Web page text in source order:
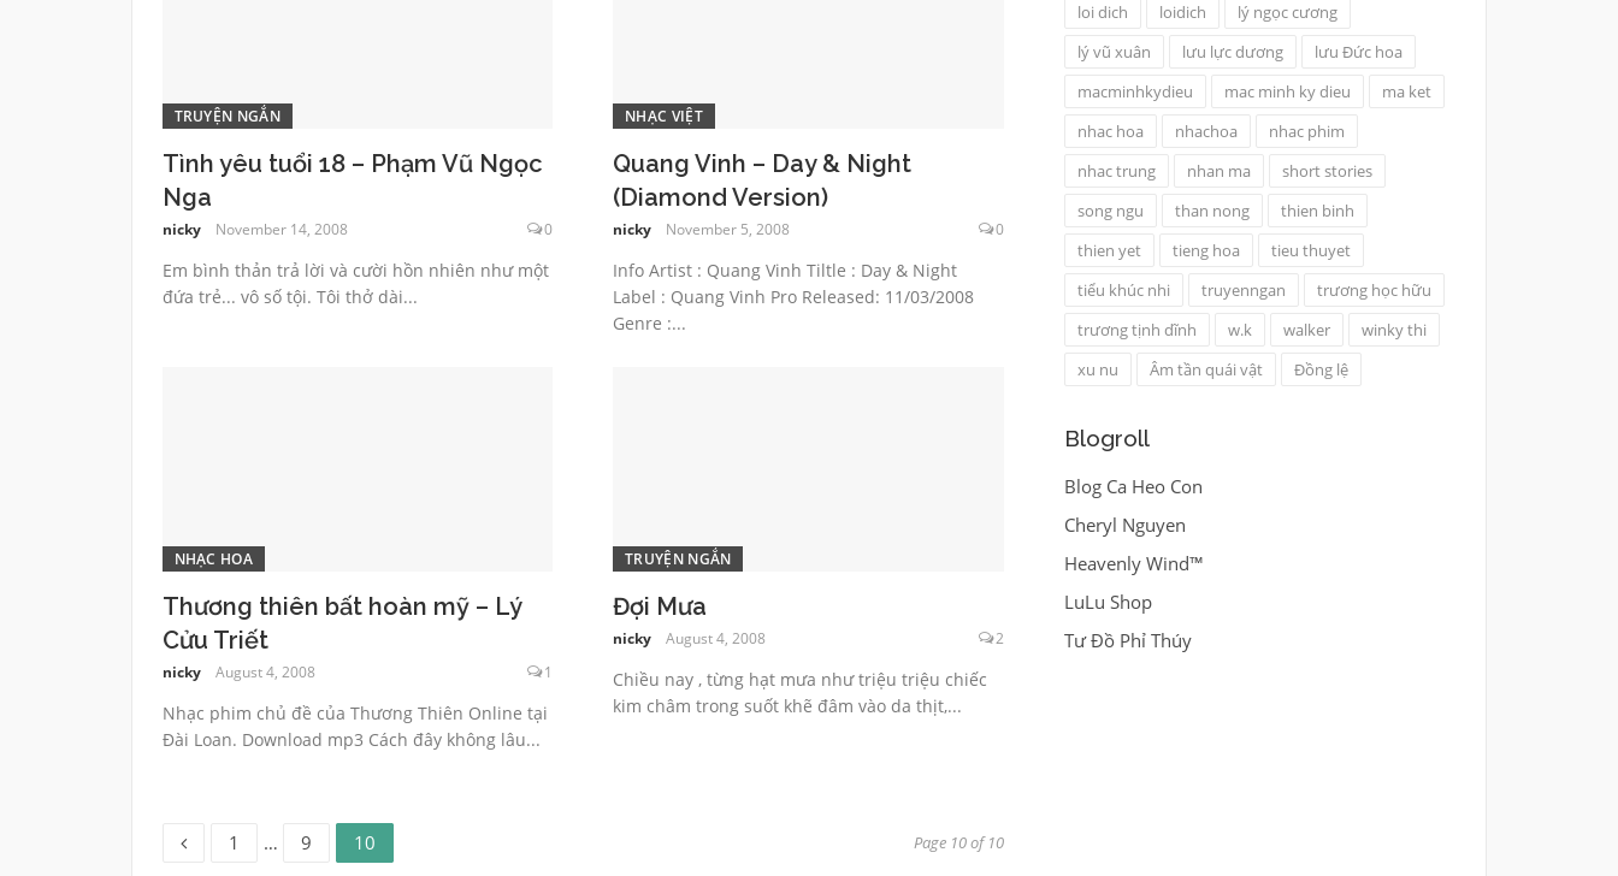
TRUYỆN NGẮN
Tình yêu tuổi 18 – Phạm Vũ Ngọc
Nga
nicky November 14, 2008 0
Em bình thản trả lời và cười hồn nhiên như một
đứa trẻ... vô số tội. Tôi thở dài...
NHẠC VIỆT
Quang Vinh – Day & Night
(Diamond Version)
nicky November 5, 2008 0
Info Artist : Quang Vinh Tiltle : Day & Night
Label : Quang Vinh Pro Released: 11/03/2008
Genre :...
NHẠC HOA
Thương thiên bất hoàn mỹ – Lý
Cửu Triết
nicky August 4, 2008 1
Nhạc phim chủ đề của Thương Thiên Online tại
Đài Loan. Download mp3 Cách đây không lâu...
TRUYỆN NGẮN
Đợi Mưa
nicky August 4, 2008 2
Chiều nay , từng hạt mưa như triệu triệu chiếc
kim châm trong suốt khẽ đâm vào da thịt,...
PostsPage
1 … Page
9 Page
10 Page 10 of 10
loi dich
loidich
lý ngọc cương
lý vũ xuân
lưu lực dương
lưu Đức hoa
macminhkydieu
mac minh ky dieu
ma ket
nhac hoa
nhachoa
nhac phim
nhac trung
nhan ma
short stories
song ngu
than nong
thien binh
thien yet
tieng hoa
tieu thuyet
tiểu khúc nhi
truyenngan
trương học hữu
trương tịnh dĩnh
w.k walker
winky thi
xu nu
Âm tần quái vật Đồng lệ
Blogroll
Blog Ca Heo Con
Cheryl Nguyen
Heavenly Wind™
LuLu Shop
Tư Đồ Phỉ Thúy